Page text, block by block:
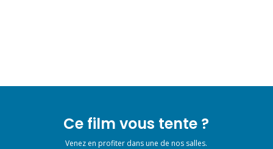
Ce film vous tente ?
Venez en profiter dans une de nos salles.